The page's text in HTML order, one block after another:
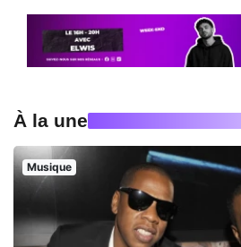
À la une
Musique